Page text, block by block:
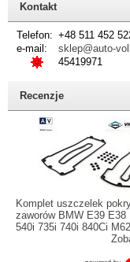
Kontakt
Telefon: +48 511 452
e-mail:
sklep@auto-
45419971
Recenzje
Komplet uszczelek
zaworów BMW E39 E38
540i 735i 740i 840Ci